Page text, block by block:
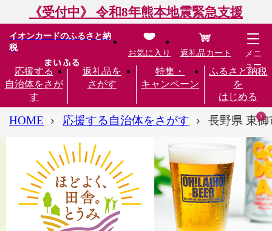
《受付中》 令和8年熊本地震緊急支援
イオンカードのふるさと納
税
応援する
自治体をさが
す
返礼品を
さがす
特集・
キャンペーン
ふるさと納税
を
はじめる
お気に入り 返礼品カート
メニ
ュー
HOME 応援する自治体をさがす 長野県 東御